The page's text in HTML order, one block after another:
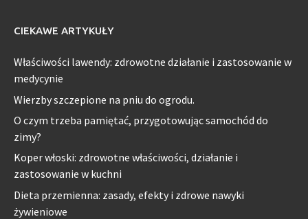
CIEKAWE ARTYKUŁY
Właściwości lawendy: zdrowotne działanie i zastosowanie w
medycynie
Wierzby szczepione na pniu do ogrodu.
O czym trzeba pamiętać, przygotowując samochód do
zimy?
Koper włoski: zdrowotne właściwości, działanie i
zastosowanie w kuchni
Dieta przemienna: zasady, efekty i zdrowe nawyki
żywieniowe